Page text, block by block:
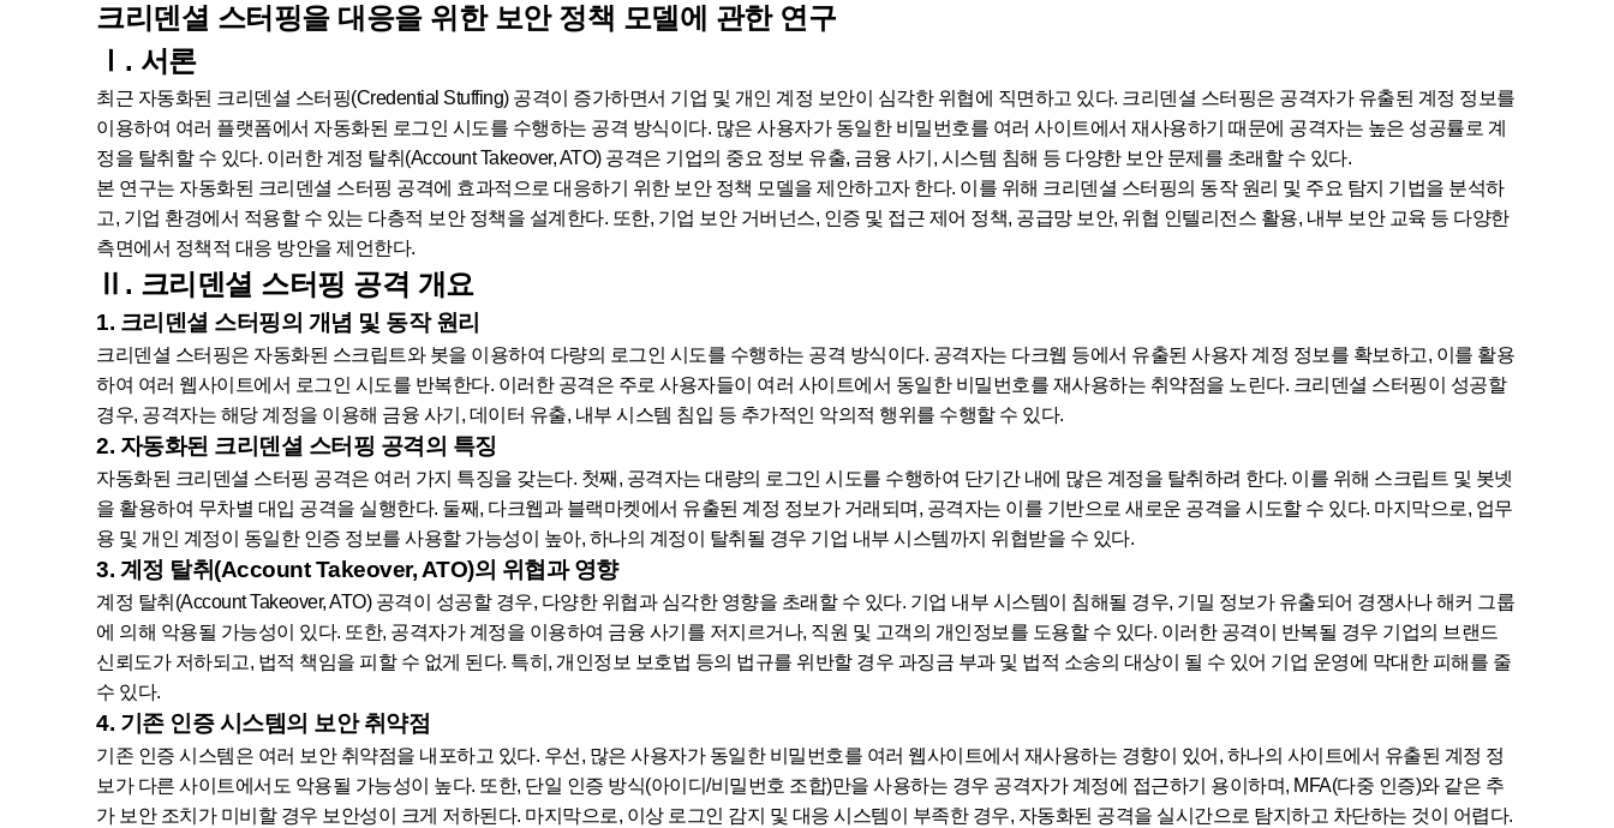
크리덴셜 스터핑을 대응을 위한 보안 정책 모델에 관한 연구
Ⅰ. 서론
최근 자동화된 크리덴셜 스터핑(Credential Stuffing) 공격이 증가하면서 기업 및 개인 계정 보안이 심각한 위협에 직면하고 있다. 크리덴셜 스터핑은 공격자가 유출된 계정 정보를
이용하여 여러 플랫폼에서 자동화된 로그인 시도를 수행하는 공격 방식이다. 많은 사용자가 동일한 비밀번호를 여러 사이트에서 재사용하기 때문에 공격자는 높은 성공률로 계
정을 탈취할 수 있다. 이러한 계정 탈취(Account Takeover, ATO) 공격은 기업의 중요 정보 유출, 금융 사기, 시스템 침해 등 다양한 보안 문제를 초래할 수 있다.
본 연구는 자동화된 크리덴셜 스터핑 공격에 효과적으로 대응하기 위한 보안 정책 모델을 제안하고자 한다. 이를 위해 크리덴셜 스터핑의 동작 원리 및 주요 탐지 기법을 분석하
고, 기업 환경에서 적용할 수 있는 다층적 보안 정책을 설계한다. 또한, 기업 보안 거버넌스, 인증 및 접근 제어 정책, 공급망 보안, 위협 인텔리전스 활용, 내부 보안 교육 등 다양한
측면에서 정책적 대응 방안을 제언한다.
Ⅱ. 크리덴셜 스터핑 공격 개요
1. 크리덴셜 스터핑의 개념 및 동작 원리
크리덴셜 스터핑은 자동화된 스크립트와 봇을 이용하여 다량의 로그인 시도를 수행하는 공격 방식이다. 공격자는 다크웹 등에서 유출된 사용자 계정 정보를 확보하고, 이를 활용
하여 여러 웹사이트에서 로그인 시도를 반복한다. 이러한 공격은 주로 사용자들이 여러 사이트에서 동일한 비밀번호를 재사용하는 취약점을 노린다. 크리덴셜 스터핑이 성공할
경우, 공격자는 해당 계정을 이용해 금융 사기, 데이터 유출, 내부 시스템 침입 등 추가적인 악의적 행위를 수행할 수 있다.
2. 자동화된 크리덴셜 스터핑 공격의 특징
자동화된 크리덴셜 스터핑 공격은 여러 가지 특징을 갖는다. 첫째, 공격자는 대량의 로그인 시도를 수행하여 단기간 내에 많은 계정을 탈취하려 한다. 이를 위해 스크립트 및 봇넷
을 활용하여 무차별 대입 공격을 실행한다. 둘째, 다크웹과 블랙마켓에서 유출된 계정 정보가 거래되며, 공격자는 이를 기반으로 새로운 공격을 시도할 수 있다. 마지막으로, 업무
용 및 개인 계정이 동일한 인증 정보를 사용할 가능성이 높아, 하나의 계정이 탈취될 경우 기업 내부 시스템까지 위협받을 수 있다.
3. 계정 탈취(Account Takeover, ATO)의 위협과 영향
계정 탈취(Account Takeover, ATO) 공격이 성공할 경우, 다양한 위협과 심각한 영향을 초래할 수 있다. 기업 내부 시스템이 침해될 경우, 기밀 정보가 유출되어 경쟁사나 해커 그룹
에 의해 악용될 가능성이 있다. 또한, 공격자가 계정을 이용하여 금융 사기를 저지르거나, 직원 및 고객의 개인정보를 도용할 수 있다. 이러한 공격이 반복될 경우 기업의 브랜드
신뢰도가 저하되고, 법적 책임을 피할 수 없게 된다. 특히, 개인정보 보호법 등의 법규를 위반할 경우 과징금 부과 및 법적 소송의 대상이 될 수 있어 기업 운영에 막대한 피해를 줄
수 있다.
4. 기존 인증 시스템의 보안 취약점
기존 인증 시스템은 여러 보안 취약점을 내포하고 있다. 우선, 많은 사용자가 동일한 비밀번호를 여러 웹사이트에서 재사용하는 경향이 있어, 하나의 사이트에서 유출된 계정 정
보가 다른 사이트에서도 악용될 가능성이 높다. 또한, 단일 인증 방식(아이디/비밀번호 조합)만을 사용하는 경우 공격자가 계정에 접근하기 용이하며, MFA(다중 인증)와 같은 추
가 보안 조치가 미비할 경우 보안성이 크게 저하된다. 마지막으로, 이상 로그인 감지 및 대응 시스템이 부족한 경우, 자동화된 공격을 실시간으로 탐지하고 차단하는 것이 어렵다.